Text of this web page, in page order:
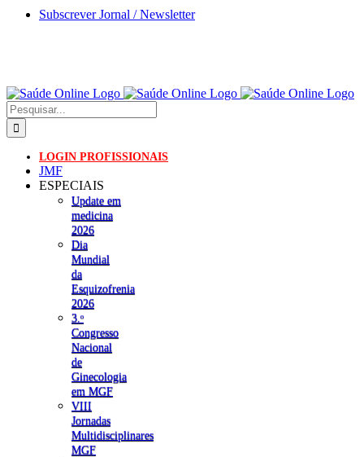
Skip
Subscrever Jornal / Newsletter
Pesquisar
LOGIN PROFISSIONAIS
JMF
ESPECIAIS
Update em
medicina
2026
Dia
Mundial
da
Esquizofrenia
2026
3.ᵒ
Congresso
Nacional
de
Ginecologia
em MGF
VIII
Jornadas
Multidisciplinares
MGF